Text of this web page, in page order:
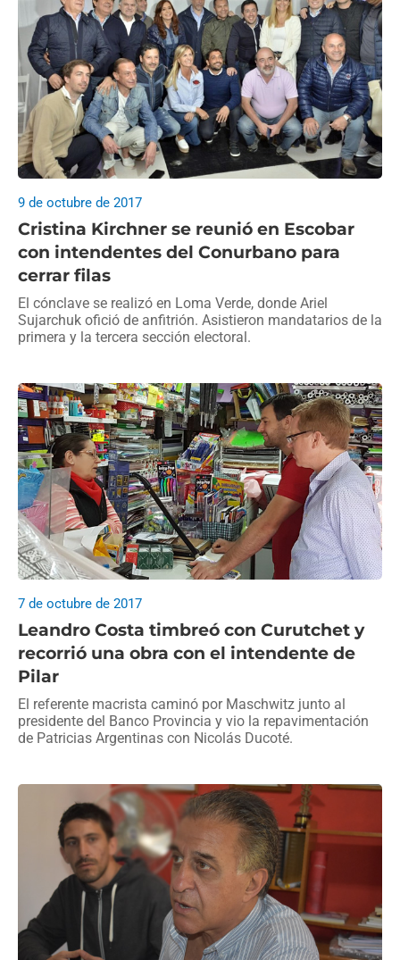
Cristina Kirchner se reunió en Escobar
con intendentes del Conurbano para
cerrar filas
9 de octubre de 2017
El cónclave se realizó en Loma Verde, donde Ariel
Sujarchuk ofició de anfitrión. Asistieron mandatarios de la
primera y la tercera sección electoral.
Leandro Costa timbreó con Curutchet y
recorrió una obra con el intendente de
Pilar
7 de octubre de 2017
El referente macrista caminó por Maschwitz junto al
presidente del Banco Provincia y vio la repavimentación
de Patricias Argentinas con Nicolás Ducoté.